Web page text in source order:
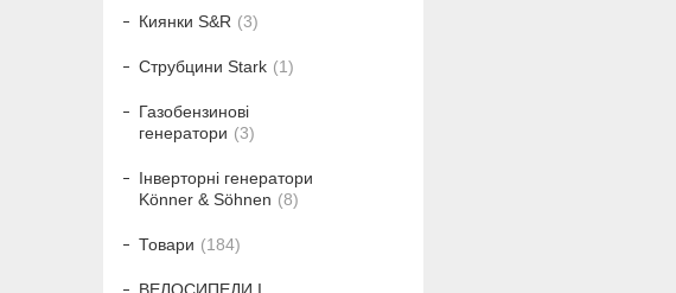
Киянки S&R 3
Струбцини Stark 1
Газобензинові
генератори
3
Інверторні генератори
Könner & Söhnen
8
Товари 184